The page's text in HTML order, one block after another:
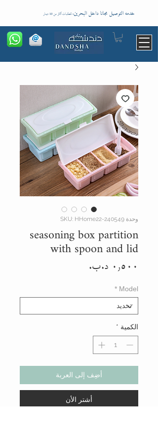
خدمه التوصيل مجانا داخل البحرين- للطلبات اكثر من 10 دينار
وحدة SKU: HHome22-240549
seasoning box partition
with spoon and lid
Model
*
الكمية *
أضِف إلى العربة
أشتر الأن